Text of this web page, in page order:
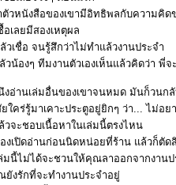
ตัวหนังสือของเขามีอิทธิพลกับความคิด
เลยมีสองเหตุผล
วเชื่อ จนรู้สึกว่าไม่ทำแล้วงานประจำ
วน้องๆ ทีมงานตัวเองเห็นแล้วคิดว่า พี่
อ่านเล่มอื่นของเขาจนหมด มันก็วนกลั
ใคร่รู้มาเคาะประตูอยู่ยิกๆ ว่า... ไม่อย
จะชอบเนื้อหาในเล่มนี้ตรงไหน
งเปิดอ่านก่อนนิดหน่อยที่ร้าน แล้วก็ตัด
มนี้ไม่ได้จะชวนให้คุณลาออกจากงานป
ยังรักที่จะทำงานประจำอยู่